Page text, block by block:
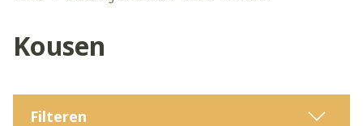
Kousen
Filteren